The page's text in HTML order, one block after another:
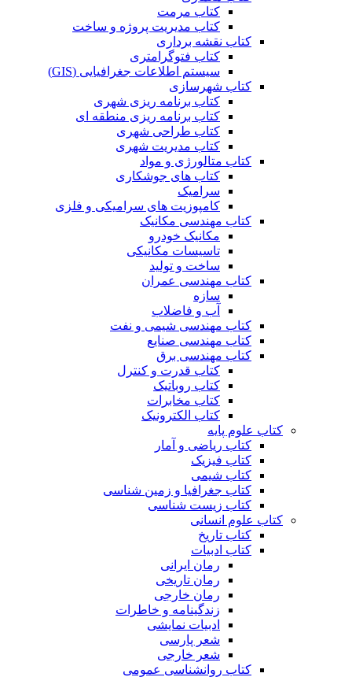
کتاب مرمت
کتاب مدیریت پروژه و ساخت
کتاب نقشه برداری
کتاب فتوگرامتری
سیستم اطلاعات جغرافیایی (GIS)
کتاب شهرسازی
کتاب برنامه ریزی شهری
کتاب برنامه ریزی منطقه ای
کتاب طراحی شهری
کتاب مدیریت شهری
کتاب متالورژی و مواد
کتاب های جوشکاری
سرامیک
کامپوزیت های سرامیکی و فلزی
کتاب مهندسی مکانیک
مکانیک خودرو
تاسیسات مکانیکی
ساخت و تولید
کتاب مهندسی عمران
سازه
آب و فاضلاب
کتاب مهندسی شیمی و نفت
کتاب مهندسی صنایع
کتاب مهندسی برق
کتاب قدرت و کنترل
کتاب روباتیک
کتاب مخابرات
کتاب الکترونیک
کتاب علوم پایه
کتاب ریاضی و آمار
کتاب فیزیک
کتاب شیمی
کتاب جغرافیا و زمین شناسی
کتاب زیست شناسی
کتاب علوم انسانی
کتاب تاریخ
کتاب ادبیات
رمان ایرانی
رمان تاریخی
رمان خارجی
زندگینامه و خاطرات
ادبیات نمایشی
شعر پارسی
شعر خارجی
کتاب روانشناسی عمومی